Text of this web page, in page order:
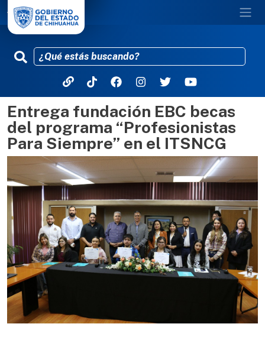
Pasar al contenido principal
Entrega fundación EBC becas
del programa “Profesionistas
Para Siempre” en el ITSNCG